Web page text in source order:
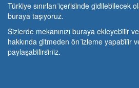
Türki̇ye sınırları i̇çeri̇si̇nde gi̇di̇lebi̇lecek
buraya taşıyoruz.
Si̇zlerde mekanınızı buraya ekleyebi̇li̇r
hakkında gi̇tmeden ön i̇zleme yapabi̇li̇r
paylaşabi̇li̇rsi̇ni̇z.